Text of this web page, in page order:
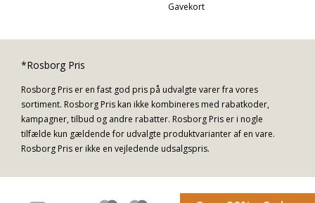
Gavekort
*Rosborg Pris
Rosborg Pris er en fast god pris på udvalgte varer fra vores
sortiment. Rosborg Pris kan ikke kombineres med rabatkoder,
kampagner, tilbud og andre rabatter. Rosborg Pris er i nogle
tilfælde kun gældende for udvalgte produktvarianter af en vare.
Rosborg Pris er ikke en vejledende udsalgspris.